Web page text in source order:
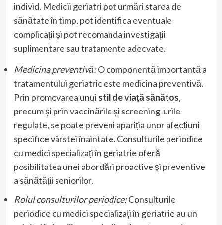
individ. Medicii geriatri pot urmări starea de
sănătate în timp, pot identifica eventuale
complicații și pot recomanda investigații
suplimentare sau tratamente adecvate.
Medicina preventivă:O componentă importantă a
tratamentului geriatric este medicina preventivă.
Prin promovarea unui stil de viață sănătos,
precum și prin vaccinările și screening-urile
regulate, se poate preveni apariția unor afecțiuni
specifice vârstei înaintate. Consulturile periodice
cu medici specializați în geriatrie oferă
posibilitatea unei abordări proactive și preventive
a sănătății seniorilor.
Rolul consulturilor periodice:Consulturile
periodice cu medici specializați în geriatrie au un